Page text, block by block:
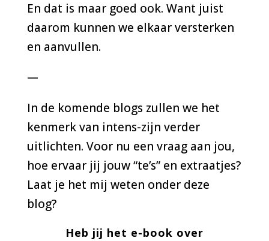
En dat is maar goed ook. Want juist
daarom kunnen we elkaar versterken
en aanvullen.
—
In de komende blogs zullen we het
kenmerk van intens-zijn verder
uitlichten. Voor nu een vraag aan jou,
hoe ervaar jij jouw “te’s” en extraatjes?
Laat je het mij weten onder deze
blog?
Heb jij het e-book over